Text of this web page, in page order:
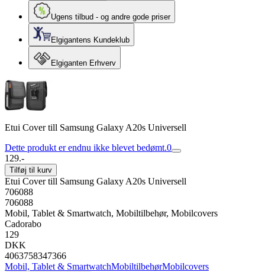
Ugens tilbud - og andre gode priser
Elgigantens Kundeklub
Elgiganten Erhverv
Etui Cover till Samsung Galaxy A20s Universell
Dette produkt er endnu ikke blevet bedømt.0
129.-
Tilføj til kurv
Etui Cover till Samsung Galaxy A20s Universell
706088
706088
Mobil, Tablet & Smartwatch, Mobiltilbehør, Mobilcovers
Cadorabo
129
DKK
4063758347366
Mobil, Tablet & SmartwatchMobiltilbehørMobilcovers